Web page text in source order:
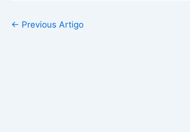
← Previous Artigo